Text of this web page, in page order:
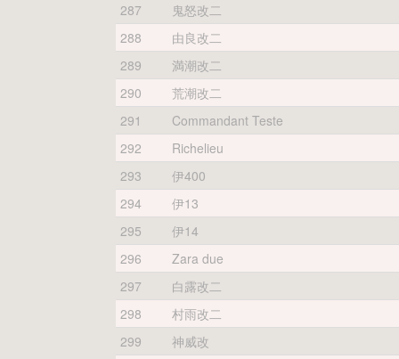
287
鬼怒改二
288
由良改二
289
満潮改二
290
荒潮改二
291
Commandant Teste
292
Richelieu
293
伊400
294
伊13
295
伊14
296
Zara due
297
白露改二
298
村雨改二
299
神威改